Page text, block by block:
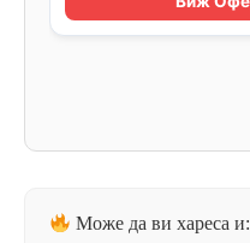
Може да ви хареса и: